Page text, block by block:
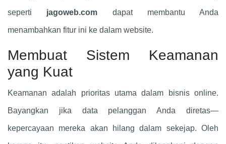
seperti jagoweb.com dapat membantu Anda
menambahkan fitur ini ke dalam website.
Membuat Sistem Keamanan
yang Kuat
Keamanan adalah prioritas utama dalam bisnis online.
Bayangkan jika data pelanggan Anda diretas—
kepercayaan mereka akan hilang dalam sekejap. Oleh